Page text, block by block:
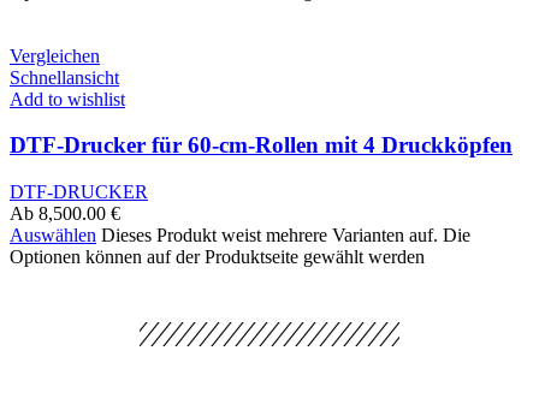
Vergleichen
Schnellansicht
Add to wishlist
DTF-Drucker für 60-cm-Rollen mit 4 Druckköpfen
DTF-DRUCKER
Ab 8,500.00 €
Auswählen Dieses Produkt weist mehrere Varianten auf. Die
Optionen können auf der Produktseite gewählt werden